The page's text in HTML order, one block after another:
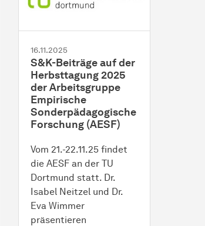
16.11.2025
S&K-Beiträge auf der
Herbsttagung 2025
der Arbeitsgruppe
Empirische
Sonderpädagogische
Forschung (AESF)
Vom 21.-22.11.25 findet
die AESF an der TU
Dortmund statt. Dr.
Isabel Neitzel und Dr.
Eva Wimmer
präsentieren